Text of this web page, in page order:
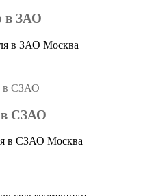
в ЗАО
в ЗАО Москва
в СЗАО
в СЗАО Москва